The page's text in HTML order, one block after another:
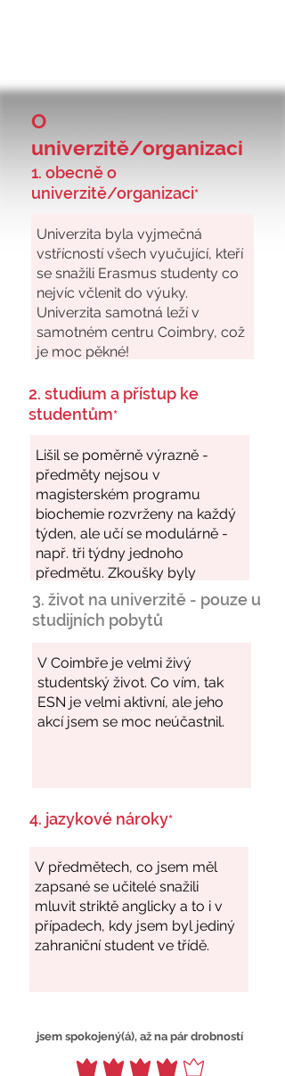
O
univerzitě/organizaci
1. obecně o
univerzitě/organizaci*
2. studium a přístup ke
studentům*
3. život na univerzitě - pouze u
studijních pobytů
4. jazykové nároky*
jsem spokojený(á), až na pár drobností